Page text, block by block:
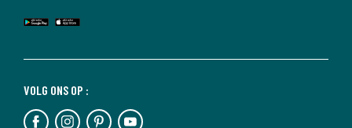
VOLG ONS OP :